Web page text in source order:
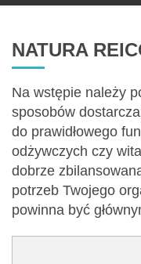
NATURA
Na wstępie należy
sposobów
do prawidłowego
odżywczych czy
dobrze
potrzeb Twojego
powinna być